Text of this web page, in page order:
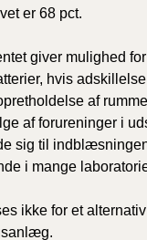
er 68 pct.
giver mulighed
hvis
af
af forureninger i
sig til
i mange
ikke for et